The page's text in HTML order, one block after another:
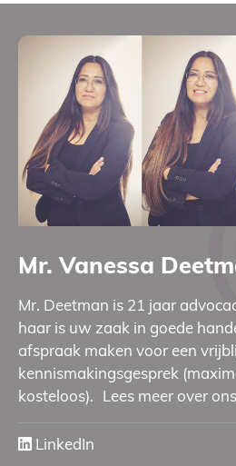
Mr. Vanessa
Mr. Deetman is 21 jaar
haar is uw zaak in goede
afspraak maken voor een
kennismakingsgesprek
kosteloos). Lees meer over ons
LinkedIn